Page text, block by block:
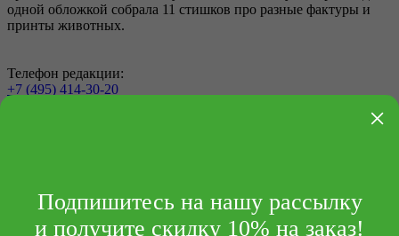
одной обложкой собрала 11 стишков про разные фактуры и
принты животных.
Телефон редакции:
+7 (495) 414-30-20
×
Подпишитесь на нашу рассылку
и получите скидку 10% на заказ!